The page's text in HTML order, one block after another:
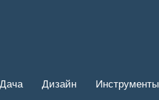
Дача Дизайн Инструменты